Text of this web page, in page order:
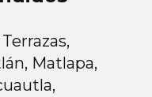
Matlapa,